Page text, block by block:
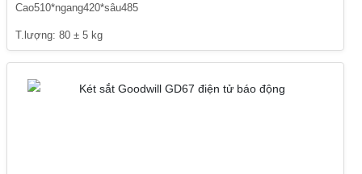
Cao510*ngang420*sâu485
T.lượng: 80 ± 5 kg